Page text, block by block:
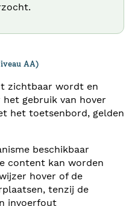
AA)
zichtbaar wordt en
gebruik van hover
het toetsenbord, gelden
beschikbaar
content kan worden
hover of de
tenzij de
invoerfout